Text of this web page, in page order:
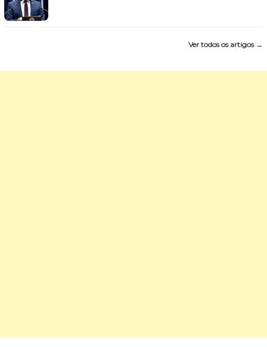
Ver todos os artigos →